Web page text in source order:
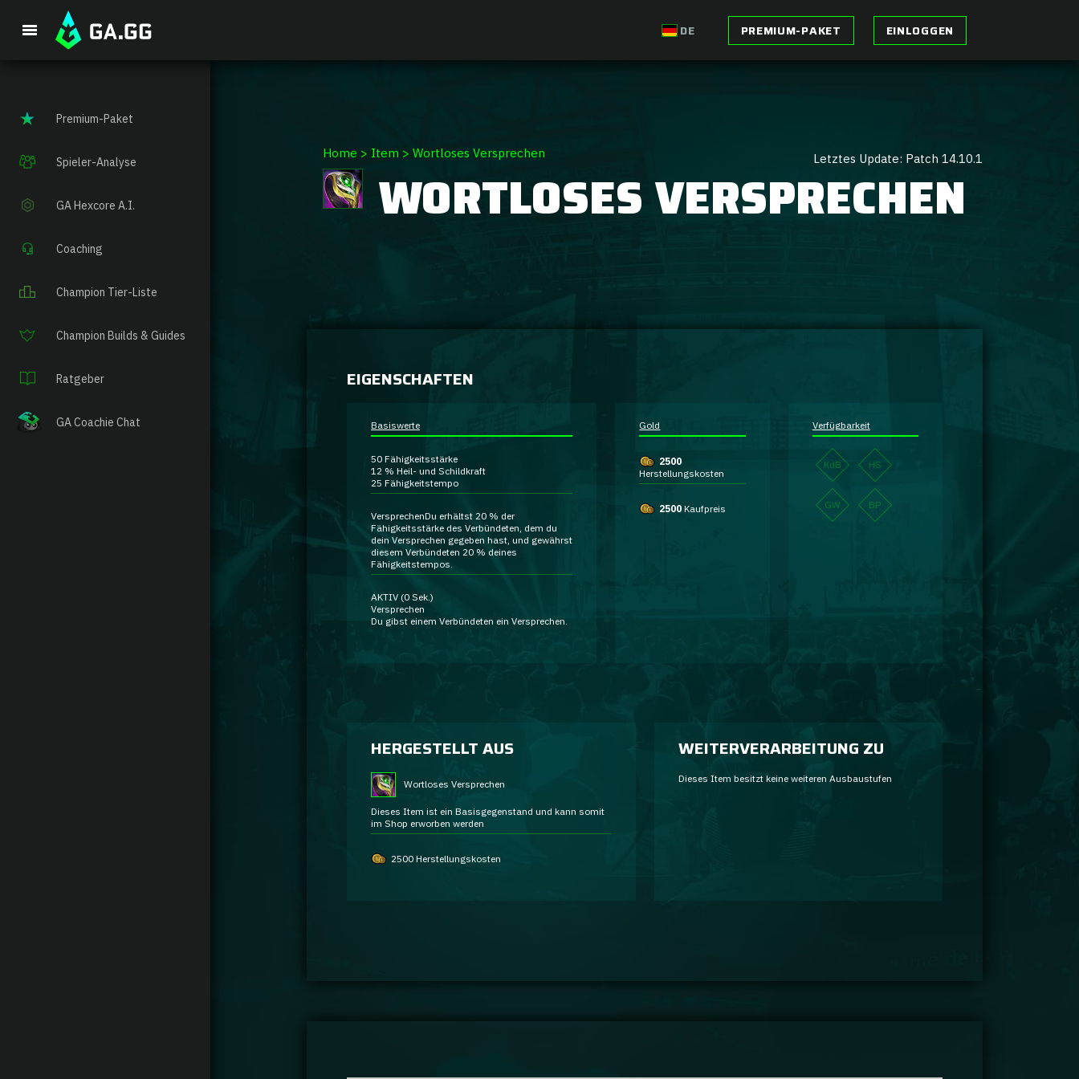
DE PREMIUM-PAKET EINLOGGEN
Premium-Paket
Spieler-Analyse
GA Hexcore A.I.
Coaching
Champion Tier-Liste
Champion Builds & Guides
Ratgeber
GA Coachie Chat
Home > Item > Wortloses Versprechen Letztes Update: Patch 14.10.1
WORTLOSES VERSPRECHEN
EIGENSCHAFTEN
Basiswerte
50 Fähigkeitsstärke
12 % Heil- und Schildkraft
25 Fähigkeitstempo
VersprechenDu erhältst 20 % der
Fähigkeitsstärke des Verbündeten, dem du
dein Versprechen gegeben hast, und gewährst
diesem Verbündeten 20 % deines
Fähigkeitstempos.
AKTIV (0 Sek.)
Versprechen
Du gibst einem Verbündeten ein Versprechen.
Gold
2500
Herstellungskosten
2500 Kaufpreis
Verfügbarkeit
KdB HS
GW BP
HERGESTELLT AUS
Wortloses Versprechen
Dieses Item ist ein Basisgegenstand und kann somit
im Shop erworben werden
2500 Herstellungskosten
WEITERVERARBEITUNG ZU
Dieses Item besitzt keine weiteren Ausbaustufen